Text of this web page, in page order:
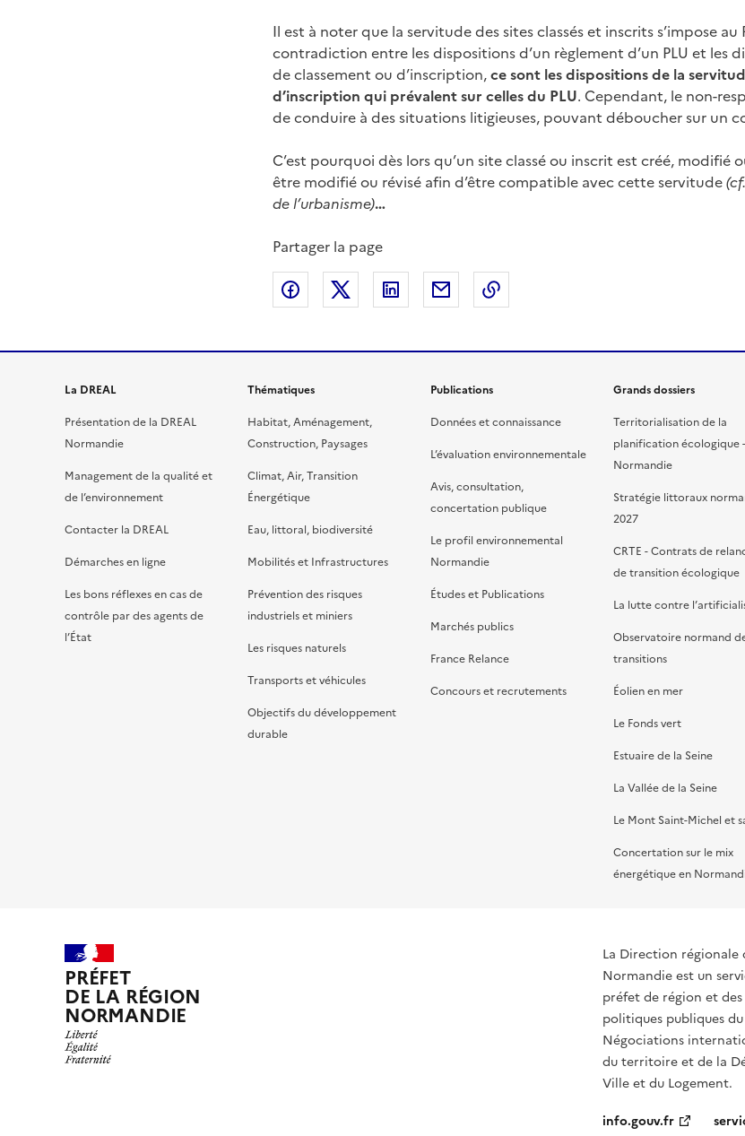
Il est à noter que la servitude des sites classés et inscrits s’impose au
contradiction entre les dispositions d’un règlement d’un PLU et les
de classement ou d’inscription,ce sont les dispositions de la
d’inscription qui prévalent sur celles du PLU. Cependant, le non-
de conduire à des situations litigieuses, pouvant déboucher sur un
C’est pourquoi dès lors qu’un site classé ou inscrit est créé, modifié
être modifié ou révisé afin d’être compatible avec cette servitude
de l’urbanisme)…
Partager la page
Partager sur Facebook
Partager sur XPartager sur LinkedIn
Partager par emailCopier le lien de la page dans le
La DREAL
Présentation de la DREAL
Normandie
Management de la qualité et
de l’environnement
Contacter la DREAL
Démarches en ligne
Les bons réflexes en cas de
contrôle par des agents de
l’État
Thématiques
Habitat, Aménagement,
Construction, Paysages
Climat, Air, Transition
Énergétique
Eau, littoral, biodiversité
Mobilités et Infrastructures
Prévention des risques
industriels et miniers
Les risques naturels
Transports et véhicules
Objectifs du développement
durable
Publications
Données et connaissance
L’évaluation environnementale
Avis, consultation,
concertation publique
Le profil environnemental
Normandie
Études et Publications
Marchés publics
France Relance
Concours et recrutements
Grands dossiers
Territorialisation de la
planification écologique
Normandie
Stratégie littoraux
2027
CRTE - Contrats de
de transition écologique
La lutte contre
Observatoire normand
transitions
Éolien en mer
Le Fonds vert
Estuaire de la Seine
La Vallée de la Seine
Le Mont Saint-Michel et
Concertation sur le mix
énergétique en
PRÉFET
DE LA RÉGION
NORMANDIE
La Direction régionale
Normandie est un
préfet de région et
politiques publiques
Négociations
du territoire et de la
Ville et du Logement.
info.gouv.fr